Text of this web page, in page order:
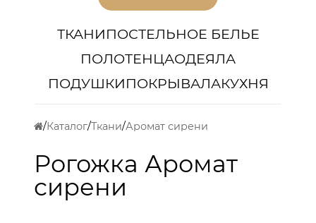
ТКАНИПОСТЕЛЬНОЕ БЕЛЬЕ
ПОЛОТЕНЦАОДЕЯЛА
ПОДУШКИПОКРЫВАЛАКУХНЯ
Каталог Ткани Аромат сирени
Рогожка Аромат
сирени